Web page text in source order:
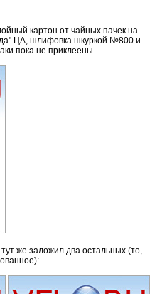
картон от чайных пачек на
ЦА, шлифовка шкуркой №800 и
пока не приклеены.
же заложил два остальных (то,